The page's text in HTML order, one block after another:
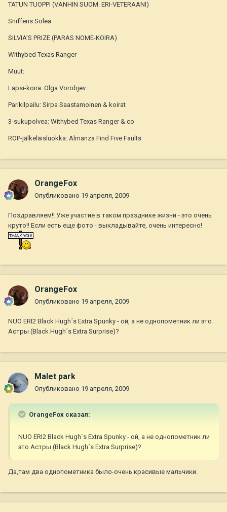
TATUN TUOPPI (VANHIN SUOM. ERI-VETERAANI)
Sniffens Solea
SILVIA’S PRIZE (PARAS NOME-KOIRA)
Withybed Texas Ranger
Muut:
Lapsi-koira: Olga Vorobjev
Parikilpailu: Sirpa Saastamoinen & koirat
3-sukupolvea: Withybed Texas Ranger & co
ROP-jälkeläisluokka: Almanza Find Five Faults
OrangeFox
Опубликовано 19 апреля, 2009
Поздравляем!! Уже участие в таком празднике жизни - это очень
круто!! Если есть еще фото - выкладывайте, очень интересно!
OrangeFox
Опубликовано 19 апреля, 2009
NUO ERI2 Black Hugh´s Extra Spunky - ой, а не однопометник ли это
Астры (Black Hugh´s Extra Surprise)?
Malet park
Опубликовано 19 апреля, 2009
OrangeFox сказал:
NUO ERI2 Black Hugh´s Extra Spunky - ой, а не однопометник ли
это Астры (Black Hugh´s Extra Surprise)?
Да,там два однопометника было-очень красивые мальчики.